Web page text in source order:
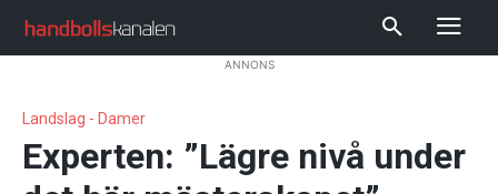
ANNONS
Landslag - Damer
Experten: ”Lägre nivå under